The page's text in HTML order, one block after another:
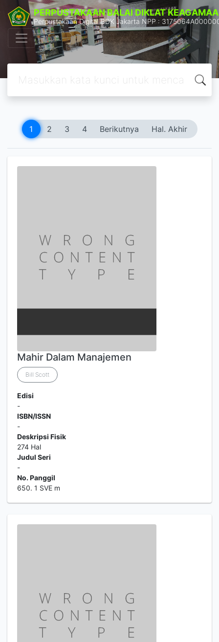
PERPUSTAKAAN BALAI DIKLAT
Perpustakaan Digital BDK Jakarta NPP :
1 2 3 4 Berikutnya Hal. Akhir
Mahir Dalam Manajemen
Bill Scott
Edisi
-
ISBN/ISSN
-
Deskripsi Fisik
274 Hal
Judul Seri
-
No. Panggil
650. 1 SVE m